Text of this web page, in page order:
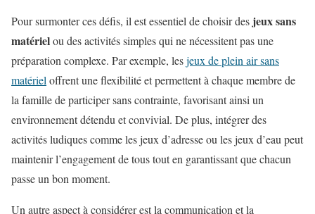
Pour surmonter ces défis, il est essentiel de choisir des jeux sans
matérielou des activités simples qui ne nécessitent pas une
préparation complexe. Par exemple, lesjeux de plein air sans
matériel offrent une flexibilité et permettent à chaque membre de
la famille de participer sans contrainte, favorisant ainsi un
environnement détendu et convivial. De plus, intégrer des
activités ludiques comme les jeux d’adresse ou les jeux d’eau peut
maintenir l’engagement de tous tout en garantissant que chacun
passe un bon moment.
Un autre aspect à considérer est la communication et la